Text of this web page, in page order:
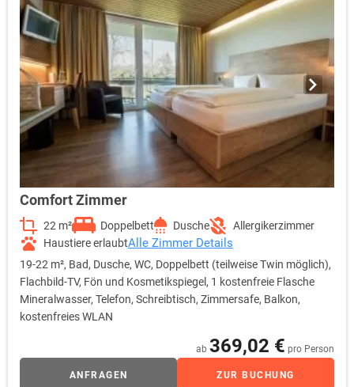
Comfort Zimmer
22 m² Doppelbett Dusche
Allergikerzimmer
Haustiere erlaubtAlle Zimmer Details
19-22 m², Bad, Dusche, WC, Doppelbett (teilweise Twin möglich),
Flachbild-TV, Fön und Kosmetikspiegel, 1 kostenfreie Flasche
Mineralwasser, Telefon, Schreibtisch, Zimmersafe, Balkon,
kostenfreies WLAN
ab 369,02 € pro Person
ANFRAGEN ZUR BUCHUNG